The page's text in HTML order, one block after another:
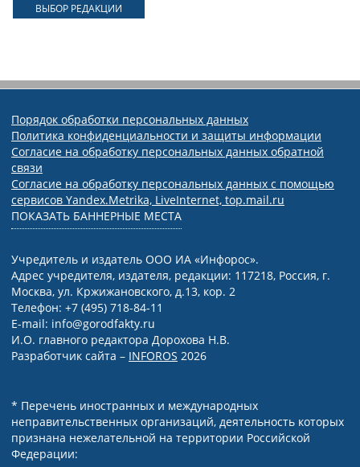
ВЫБОР РЕДАКЦИИ
Порядок обработки персональных данных
Политика конфиденциальности и защиты информации
Согласие на обработку персональных данных обратной
связи
Согласие на обработку персональных данных с помощью
сервисов Yandex.Metrika, LiveInternet, top.mail.ru
ПОКАЗАТЬ БАННЕРНЫЕ МЕСТА
Учредитель и издатель ООО ИА «Инфорос».
Адрес учредителя, издателя, редакции: 117218, Россия, г.
Москва, ул. Кржижановского, д.13, кор. 2
Телефон: +7 (495) 718-84-11
E-mail: info@gorodfakty.ru
И.О. главного редактора Дорохова Н.В.
Разработчик сайта – INFOROS 2026
* Перечень иностранных и международных
неправительственных организаций, деятельность которых
признана нежелательной на территории Российской
Федерации: